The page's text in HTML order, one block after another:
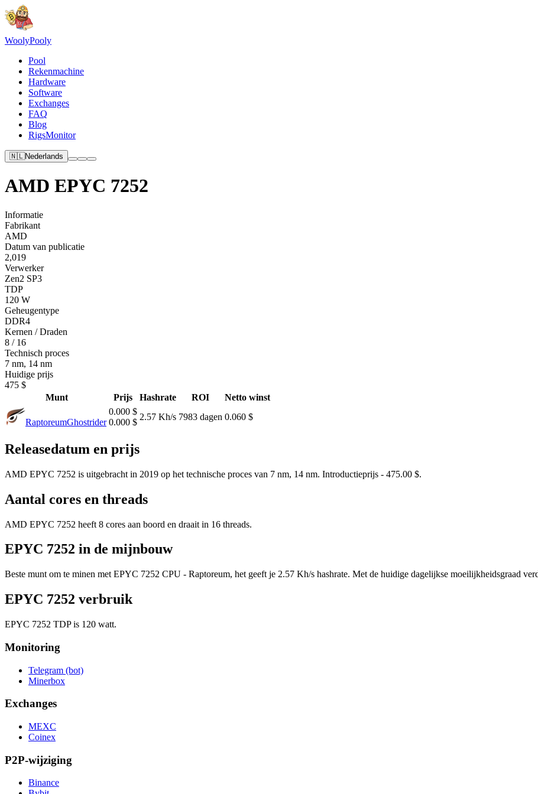
WoolyPooly
Pool
Rekenmachine
Hardware
Software
Exchanges
FAQ
Blog
RigsMonitor
🇳🇱Nederlands
AMD EPYC 7252
Informatie
Fabrikant
AMD
Datum van publicatie
2,019
Verwerker
Zen2 SP3
TDP
120 W
Geheugentype
DDR4
Kernen / Draden
8 / 16
Technisch proces
7 nm, 14 nm
Huidige prijs
475 $
Munt
Prijs Hashrate ROI Netto winst
RaptoreumGhostrider
0.000 $
0.000 $
2.57 Kh/s 7983 dagen 0.060 $
Releasedatum en prijs
AMD EPYC 7252 is uitgebracht in 2019 op het technische proces van 7 nm, 14 nm. Introductieprijs - 475.00 $.
Aantal cores en threads
AMD EPYC 7252 heeft 8 cores aan boord en draait in 16 threads.
EPYC 7252 in de mijnbouw
Beste munt om te minen met EPYC 7252 CPU - Raptoreum, het geeft je 2.57 Kh/s hashrate. Met de huidige dagelijkse moeilijkheidsgraad
EPYC 7252 verbruik
EPYC 7252 TDP is 120 watt.
Monitoring
Telegram (bot)
Minerbox
Exchanges
MEXC
Coinex
P2P-wijziging
Binance